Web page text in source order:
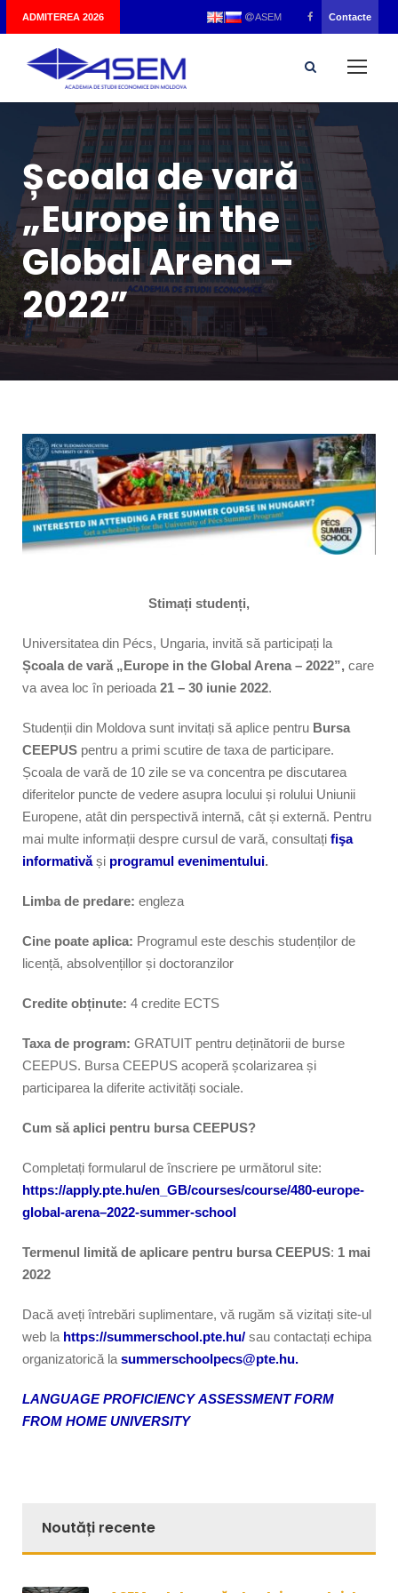
ADMITEREA 2026 ASEM Contacte
Școala de vară
„Europe in the
Global Arena –
2022”
Stimați studenți,
Universitatea din Pécs, Ungaria, invită să participați la
Școala de vară „Europe in the Global Arena – 2022”, care
va avea loc în perioada 21 – 30 iunie 2022.
Studenții din Moldova sunt invitați să aplice pentru Bursa
CEEPUS pentru a primi scutire de taxa de participare.
Școala de vară de 10 zile se va concentra pe discutarea
diferitelor puncte de vedere asupra locului și rolului Uniunii
Europene, atât din perspectivă internă, cât și externă. Pentru
mai multe informații despre cursul de vară, consultați fişa
informativă și programul evenimentului.
Limba de predare: engleza
Cine poate aplica: Programul este deschis studenților de
licență, absolvențillor și doctoranzilor
Credite obținute: 4 credite ECTS
Taxa de program: GRATUIT pentru deținătorii de burse
CEEPUS. Bursa CEEPUS acoperă școlarizarea și
participarea la diferite activități sociale.
Cum să aplici pentru bursa CEEPUS?
Completați formularul de înscriere pe următorul site:
https://apply.pte.hu/en_GB/courses/course/480-europe-
global-arena–2022-summer-school
Termenul limită de aplicare pentru bursa CEEPUS: 1 mai
2022
Dacă aveți întrebări suplimentare, vă rugăm să vizitați site-ul
web la https://summerschool.pte.hu/ sau contactați echipa
organizatorică la summerschoolpecs@pte.hu.
LANGUAGE PROFICIENCYASSESSMENT FORM
FROM HOME UNIVERSITY
Noutăți recente